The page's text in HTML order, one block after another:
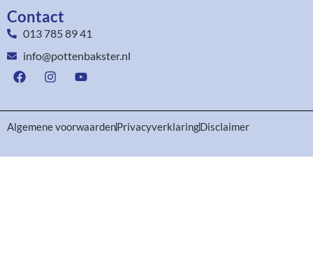
Contact
013 785 89 41
info@pottenbakster.nl
Algemene voorwaardenPrivacyverklaringDisclaimer